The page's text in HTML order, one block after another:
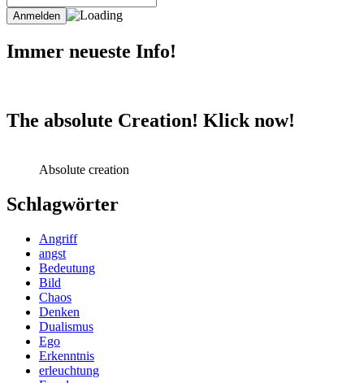
Immer neueste Info!
The absolute Creation! Klick now!
Absolute creation
Schlagwörter
Angriff
angst
Bedeutung
Bild
Chaos
Denken
Dualismus
Ego
Erkenntnis
erleuchtung